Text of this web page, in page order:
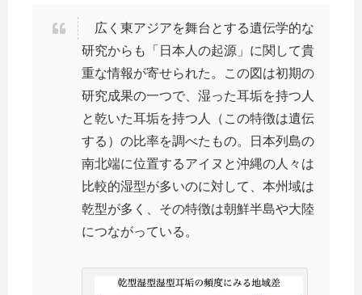
広く東アジアを舞台とする遺伝学的な
研究からも「日本人の起源」に関して貴
重な情報が寄せられた。この図は初期の
研究成果の一つで、湿った耳垢を持つ人
と乾いた耳垢を持つ人（この特徴は遺伝
する）の比率を調べたもの。日本列島の
南北端に位置するアイヌと沖縄の人々は
比較的湿型が多いのに対して、本州域は
乾型が多く、その特徴は朝鮮半島や大陸
につながっている。